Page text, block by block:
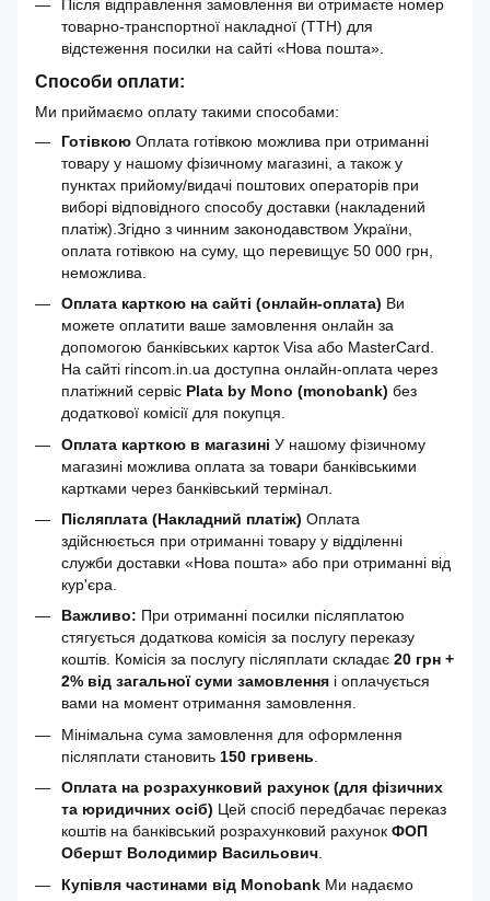
Після відправлення замовлення ви отримаєте номер
товарно-транспортної накладної (ТТН) для
відстеження посилки на сайті «Нова пошта».
Способи оплати:
Ми приймаємо оплату такими способами:
Готівкою Оплата готівкою можлива при отриманні
товару у нашому фізичному магазині, а також у
пунктах прийому/видачі поштових операторів при
виборі відповідного способу доставки (накладений
платіж).Згідно з чинним законодавством України,
оплата готівкою на суму, що перевищує 50 000 грн,
неможлива.
Оплата карткою на сайті (онлайн-оплата) Ви
можете оплатити ваше замовлення онлайн за
допомогою банківських карток Visa або MasterCard.
На сайті rincom.in.ua доступна онлайн-оплата через
платіжний сервіс Plata by Mono (monobank) без
додаткової комісії для покупця.
Оплата карткою в магазині У нашому фізичному
магазині можлива оплата за товари банківськими
картками через банківський термінал.
Післяплата (Накладний платіж) Оплата
здійснюється при отриманні товару у відділенні
служби доставки «Нова пошта» або при отриманні від
кур'єра.
Важливо: При отриманні посилки післяплатою
стягується додаткова комісія за послугу переказу
коштів. Комісія за послугу післяплати складає 20 грн +
2% від загальної суми замовлення і оплачується
вами на момент отримання замовлення.
Мінімальна сума замовлення для оформлення
післяплати становить 150 гривень
Оплата на розрахунковий рахунок (для фізичних
та юридичних осіб) Цей спосіб передбачає переказ
коштів на банківський розрахунковий рахунок ФОП
Обершт Володимир Васильович
Купівля частинами від Monobank Ми надаємо